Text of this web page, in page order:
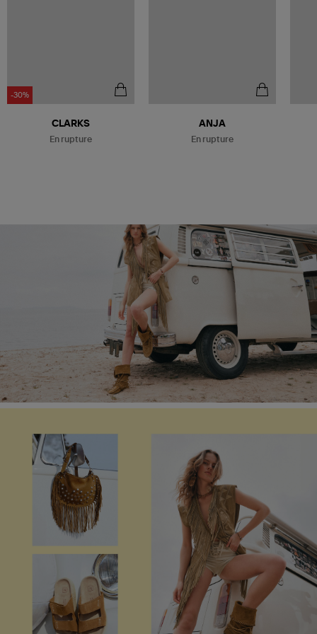
-30%
En rupture
CLARKS
En rupture
ANJA